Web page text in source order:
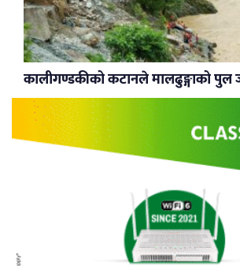
कालीगण्डकीको कटानले मालढुङ्गाको पुल